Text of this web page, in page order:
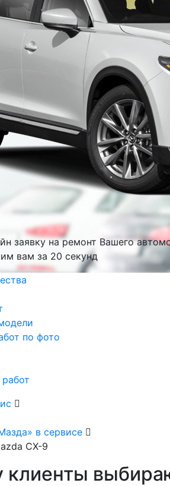
заявку на ремонт Вашего
вам за 20 секунд
по фото
в сервисе
CX-9
клиенты